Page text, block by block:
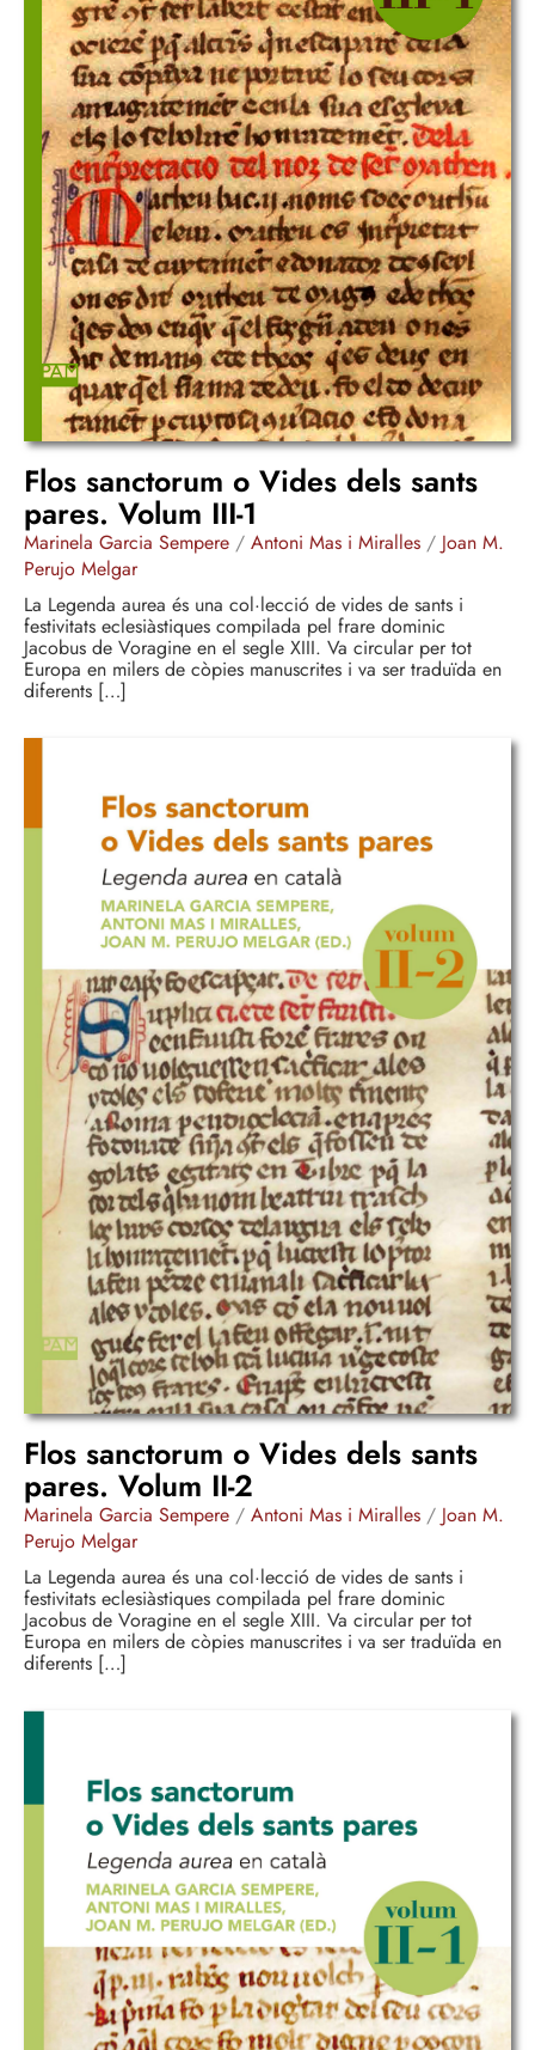
Flos sanctorum o Vides dels sants
pares. Volum III-1
Marinela Garcia Sempere / Antoni Mas i Miralles / Joan M.
Perujo Melgar
La Legenda aurea és una col·lecció de vides de sants i
festivitats eclesiàstiques compilada pel frare dominic
Jacobus de Voragine en el segle XIII. Va circular per tot
Europa en milers de còpies manuscrites i va ser traduïda en
diferents […]
Flos sanctorum o Vides dels sants
pares. Volum II-2
Marinela Garcia Sempere / Antoni Mas i Miralles / Joan M.
Perujo Melgar
La Legenda aurea és una col·lecció de vides de sants i
festivitats eclesiàstiques compilada pel frare dominic
Jacobus de Voragine en el segle XIII. Va circular per tot
Europa en milers de còpies manuscrites i va ser traduïda en
diferents […]